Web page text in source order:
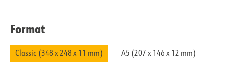
Format
Classic (348 x 248 x 11 mm) A5 (207 x 146 x 12 mm)